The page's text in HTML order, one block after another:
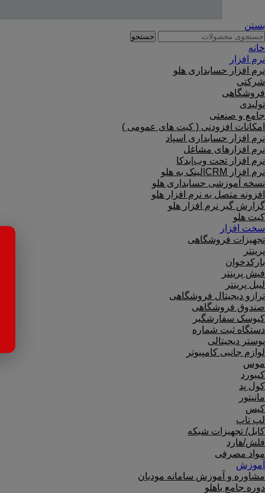
بستن
جستجو
خانه
نرم افزار
نرم افزار حسابداری هلو
شرکتی
فروشگاهی
تولیدی
جامع و صنعتی
امکانات افزودنی ( کیت های عمومی )
نرم افزار حسابداری اسپاد
نرم افزارهای مشاغل
نرم افزار تحت وب|بدکا
نرم افزار CRM|لینک به هلو
نسخه آموزشی حسابداری هلو
افزونه متصل به نرم افزار هلو
گزارش گیر نرم افزار هلو
کیت هلو
سخت افزار
تجهیزات فروشگاهی
پرینتر
بارکدخوان
فیش پرینتر
لیبل پرینتر
ترازو دیجیتال فروشگاهی
صندوق فروشگاهی
کیوسک سفارشگیر
دستگاه ثبت شماره
پوستر دیجیتالی
لوازم جانبی کامپیوتر
موس
کیبورد
کول پد
مانیتور
کیس
لپ تاپ
کابل/ تجهیزات شبکه
فلش/هارد
مواد مصرفی
آموزش
مشاوره و آموزش سامانه مودیان
دوره جامع باهلو